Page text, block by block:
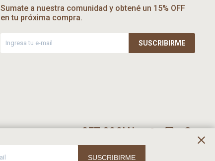
Sumate a nuestra comunidad y obtené un 15% OFF
en tu próxima compra.
SUSCRIBIRME
SUSCRIBIRME